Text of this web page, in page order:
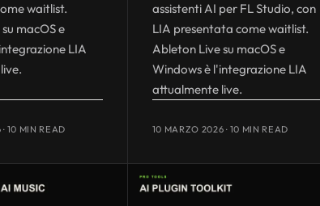
waitlist.
macOS e
LIA
· 10 MIN READ
assistenti AI per FL Studio, con
LIA presentata come waitlist.
Ableton Live su macOS e
Windows è l'integrazione LIA
attualmente live.
10 MARZO 2026 · 10 MIN READ